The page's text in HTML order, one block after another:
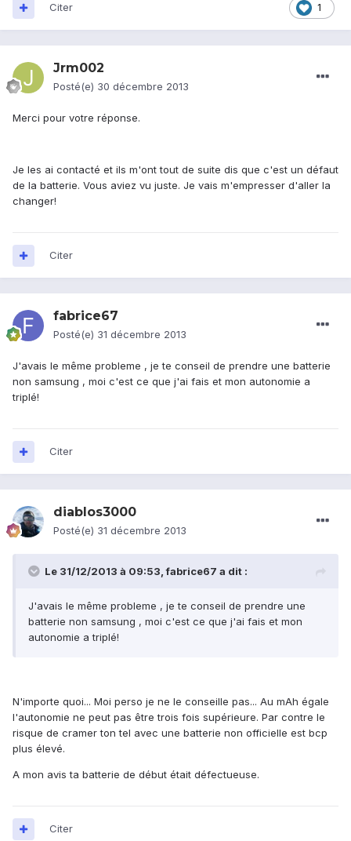
1
Citer
Jrm002
Posté(e) 30 décembre 2013
Merci pour votre réponse.
Je les ai contacté et ils m'ont tout de suite dis que c'est un défaut
de la batterie. Vous aviez vu juste. Je vais m'empresser d'aller la
changer!
Citer
fabrice67
Posté(e) 31 décembre 2013
J'avais le même probleme , je te conseil de prendre une batterie
non samsung , moi c'est ce que j'ai fais et mon autonomie a
triplé!
Citer
diablos3000
Posté(e) 31 décembre 2013
Le 31/12/2013 à 09:53, fabrice67 a dit :
J'avais le même probleme , je te conseil de prendre une
batterie non samsung , moi c'est ce que j'ai fais et mon
autonomie a triplé!
N'importe quoi... Moi perso je ne le conseille pas... Au mAh égale
l'autonomie ne peut pas être trois fois supérieure. Par contre le
risque de cramer ton tel avec une batterie non officielle est bcp
plus élevé.
A mon avis ta batterie de début était défectueuse.
Citer